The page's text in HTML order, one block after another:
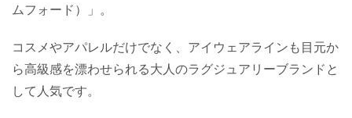
ムフォード）」。
コスメやアパレルだけでなく、アイウェアラインも目元か
ら高級感を漂わせられる大人のラグジュアリーブランドと
して人気です。